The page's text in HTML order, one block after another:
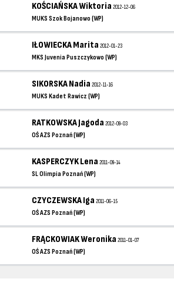
KOŚCIAŃSKA Wiktoria2012-12-06
MUKS Szok Bojanowo (WP)
IŁOWIECKA Marita2012-01-23
MKS Juvenia Puszczykowo (WP)
SIKORSKA Nadia2012-11-16
MUKS Kadet Rawicz (WP)
RATKOWSKA Jagoda2012-09-03
OŚ AZS Poznań (WP)
KASPERCZYK Lena2011-09-14
SL Olimpia Poznań (WP)
CZYCZEWSKA Iga2011-06-15
OŚ AZS Poznań (WP)
FRĄCKOWIAK Weronika2011-01-07
OŚ AZS Poznań (WP)